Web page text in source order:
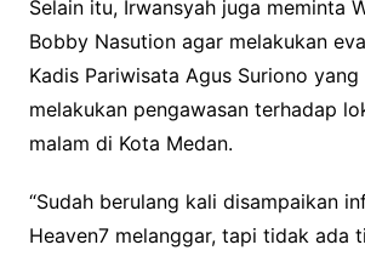
Selain itu, Irwansyah juga meminta
Bobby Nasution agar melakukan
Kadis Pariwisata Agus Suriono yang
melakukan pengawasan terhadap
malam di Kota Medan.
“Sudah berulang kali disampaikan
Heaven7 melanggar, tapi tidak ada